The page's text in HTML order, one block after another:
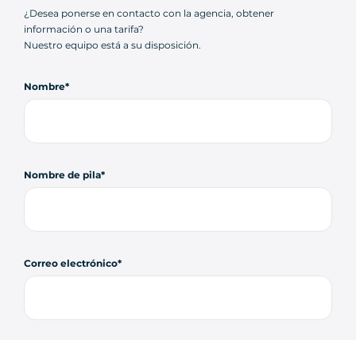
¿Desea ponerse en contacto con la agencia, obtener
información o una tarifa?
Nuestro equipo está a su disposición.
Nombre
Nombre de pila
Correo electrónico